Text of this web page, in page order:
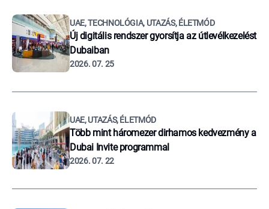
UAE, TECHNOLÓGIA, UTAZÁS, ÉLETMÓD
Új digitális rendszer gyorsítja az útlevélkezelést
Dubaiban
2026. 07. 25
UAE, UTAZÁS, ÉLETMÓD
Több mint háromezer dirhamos kedvezmény a
Dubai Invite programmal
2026. 07. 22